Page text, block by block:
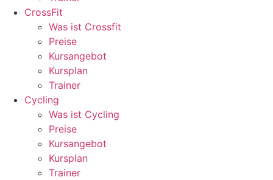
CrossFit
Was ist Crossfit
Preise
Kursangebot
Kursplan
Trainer
Cycling
Was ist Cycling
Preise
Kursangebot
Kursplan
Trainer